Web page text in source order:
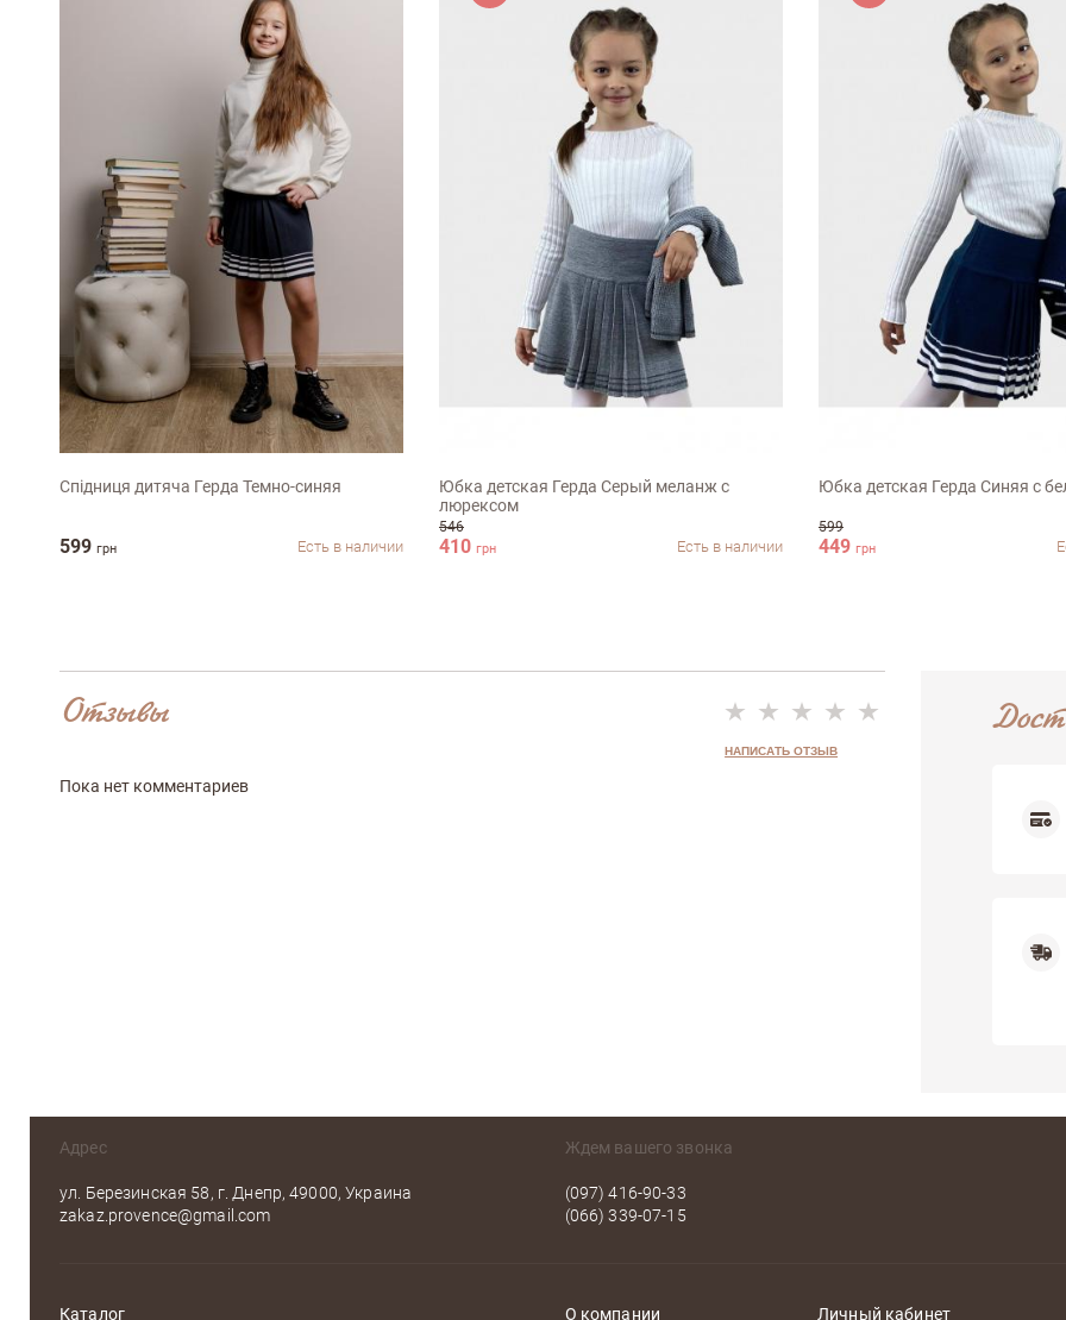
116-122см
Спідниця дитяча Герда Темно-синяя
599 грн Есть в наличии
140-146см
Юбка детская Герда Серый меланж с
люрексом
546
410 грн Есть в наличии
122см
Юбка детская Герда Синяя с
599
449 грн
Отзывы
НАПИСАТЬ ОТЗЫВ
Пока нет комментариев
Адрес
ул. Березинская 58, г. Днепр, 49000, Украина
zakaz.provence@gmail.com
Ждем вашего звонка
(097) 416-90-33
(066) 339-07-15
Каталог О компании Личный кабинет
Недостатки
Оцените, пожалуйста